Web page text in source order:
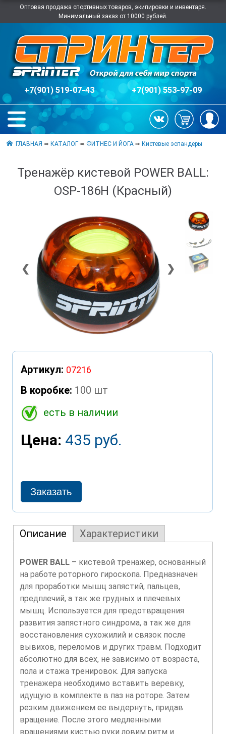
Оптовая продажа спортивных товаров, экипировки и инвентаря.
Минимальный заказ от 10000 рублей.
+7(901) 519-07-43 +7(901) 553-97-09
ГЛАВНАЯ ➠КАТАЛОГ ➠ ФИТНЕС И ЙОГА ➠Кистевые эспандеры
Тренажёр кистевой POWER BALL:
OSP-186H (Красный)
❮ ❯
Артикул: 07216
В коробке: 100 шт
есть в наличии
Цена: 435 руб.
Описание Характеристики
POWER BALL– кистевой тренажер, основанный
на работе роторного гироскопа. Предназначен
для проработки мышц запястий, пальцев,
предплечий, а так же грудных и плечевых
мышц. Используется для предотвращения
развития запястного синдрома, а так же для
восстановления сухожилий и связок после
вывихов, переломов и других травм. Подходит
абсолютно для всех, не зависимо от возраста,
пола и стажа тренировок. Для запуска
тренажера необходимо вставить веревку,
идущую в комплекте в паз на роторе. Затем
резким движением ее выдернуть, придав
вращение. После этого медленными
вращениями кистью руки ловим ритм и